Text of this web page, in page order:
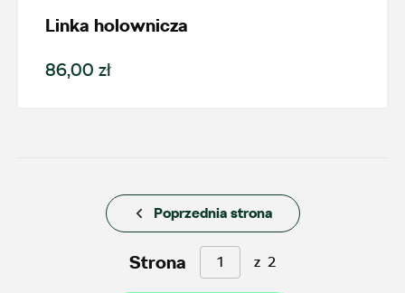
Linka holownicza
86,00 zł
Poprzednia strona
Strona z 2
magazyn.zabrze@autosliwka.pl
+48 662 137 964
21590.magazyn@partner.skoda.pl